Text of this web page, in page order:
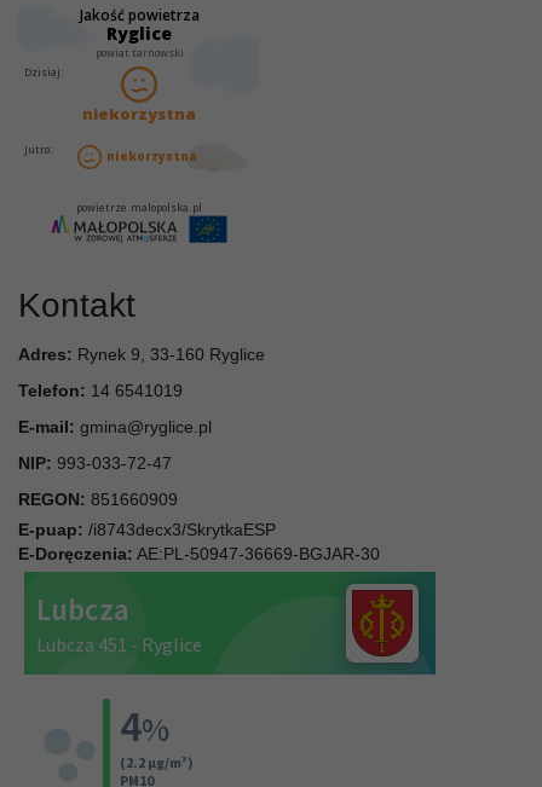
Kontakt
Adres: Rynek 9, 33-160 Ryglice
Telefon: 14 6541019
E-mail: gmina@ryglice.pl
NIP: 993-033-72-47
REGON: 851660909
E-puap: /i8743decx3/SkrytkaESP
E-Doręczenia: AE:PL-50947-36669-BGJAR-30